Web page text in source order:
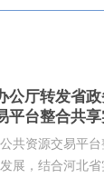
公厅转发省
平台整合共
共资源交易平
展，结合河北省